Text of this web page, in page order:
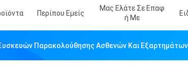
Περίπου Εμείς
Μας Ελάτε Σε Επαφ
Ή Με
Παρακολούθησης Ασθενών Και Εξαρτημάτων